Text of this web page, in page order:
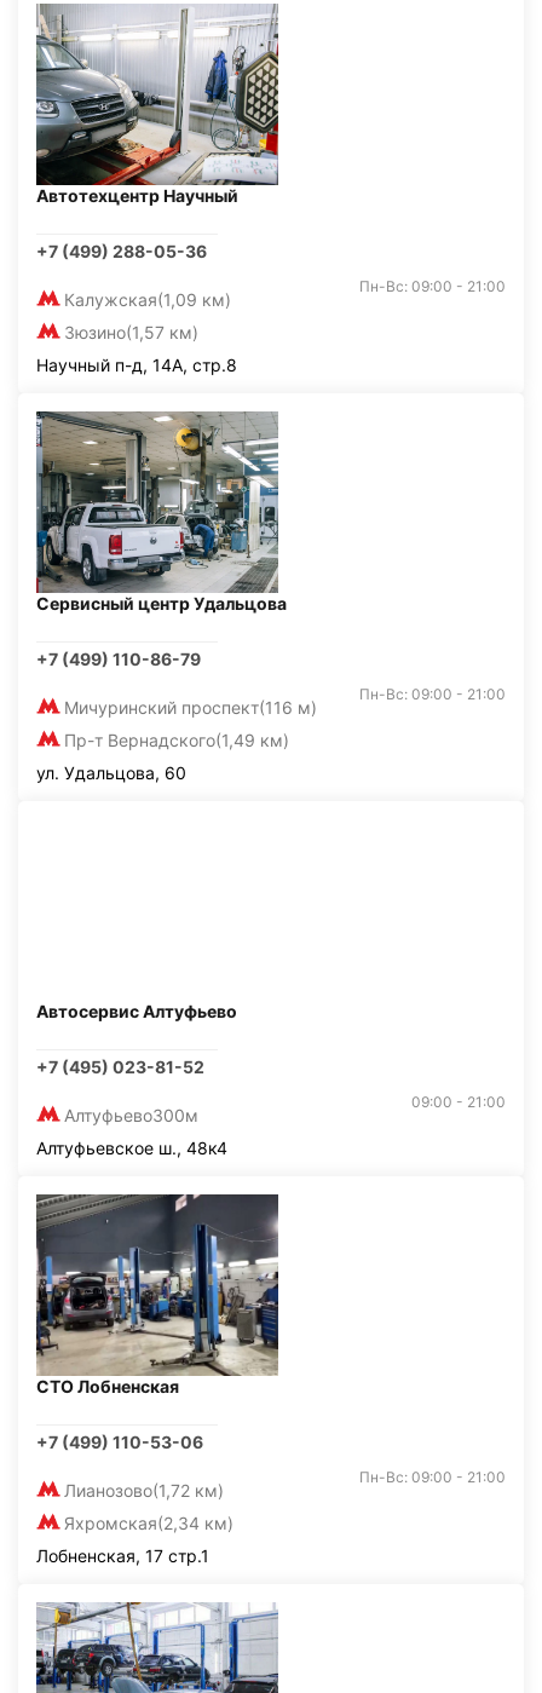
Автотехцентр Научный
+7 (499) 288-05-36
Калужская(1,09 км)
Зюзино(1,57 км)
Пн-Вс: 09:00 - 21:00
Научный п-д, 14А, стр.8
Сервисный центр Удальцова
+7 (499) 110-86-79
Мичуринский проспект(116 м)
Пр-т Вернадского(1,49 км)
Пн-Вс: 09:00 - 21:00
ул. Удальцова, 60
Автосервис Алтуфьево
+7 (495) 023-81-52
Алтуфьево300м
09:00 - 21:00
Алтуфьевское ш., 48к4
СТО Лобненская
+7 (499) 110-53-06
Лианозово(1,72 км)
Яхромская(2,34 км)
Пн-Вс: 09:00 - 21:00
Лобненская, 17 стр.1